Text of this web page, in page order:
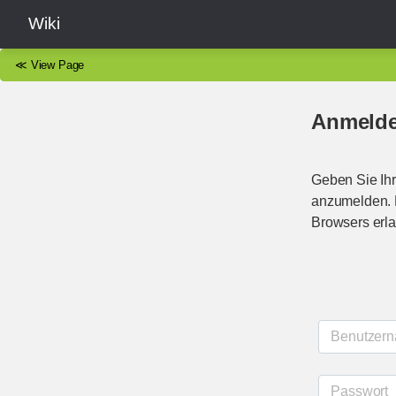
Wiki
≪ View Page
Geben Sie
anzumelden.
Browsers
Passwort